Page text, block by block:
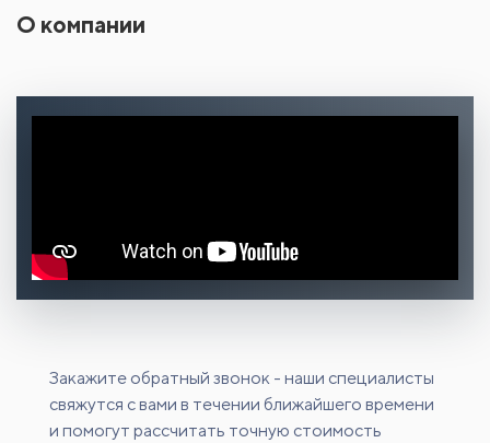
О компании
Закажите обратный звонок - наши специалисты
свяжутся с вами в течении ближайшего времени
и помогут рассчитать точную стоимость